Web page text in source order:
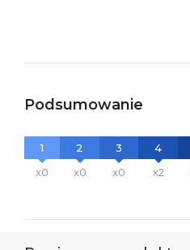
Podsumowanie
1
x0
2
x0
3
x0
4
x2